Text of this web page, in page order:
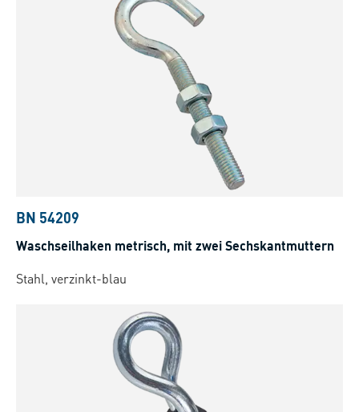
BN 54209
Waschseilhaken metrisch, mit zwei Sechskantmuttern
Stahl, verzinkt-blau